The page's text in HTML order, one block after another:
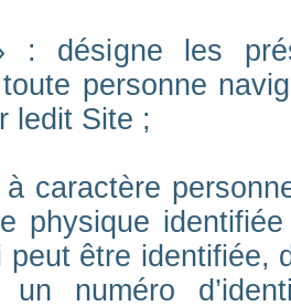
désigne les
personne
ledit Site ;
à caractère
physique
peut être identifiée,
un numéro